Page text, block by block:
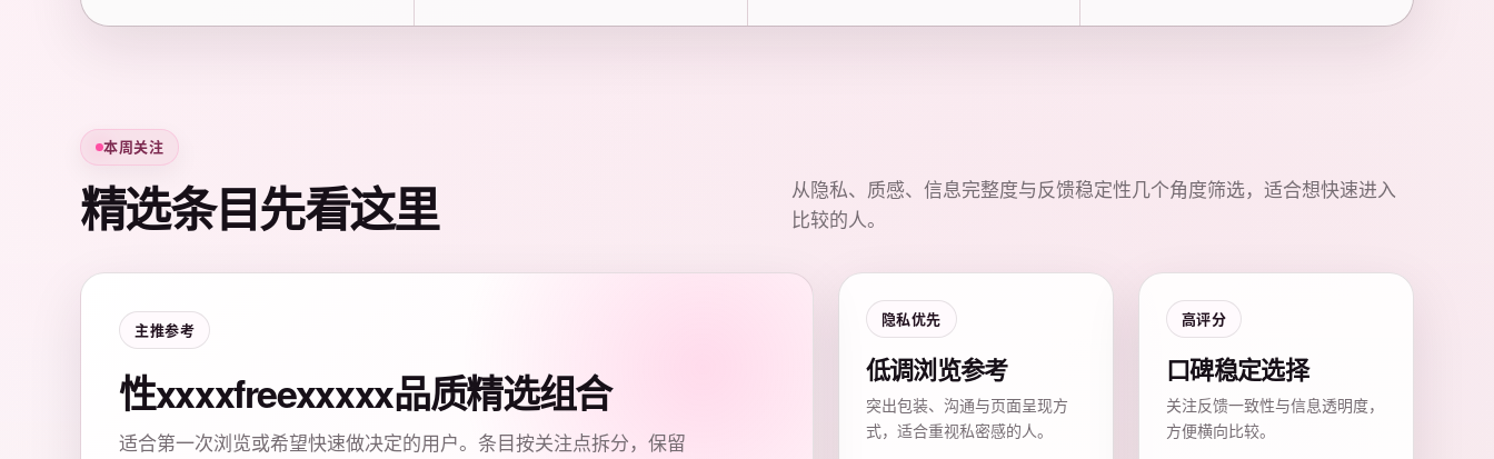
本周关注
精选条目先看这里
从隐私、质感、信息完整度与反馈稳定性几个角度筛选，适合想快速进入
比较的人。
主推参考
性xxxxfreexxxxx品质精选组合
适合第一次浏览或希望快速做决定的用户。条目按关注点拆分，保留
隐私优先
低调浏览参考
突出包装、沟通与页面呈现方
式，适合重视私密感的人。
高评分
口碑稳定选择
关注反馈一致性与信息透明度，
方便横向比较。